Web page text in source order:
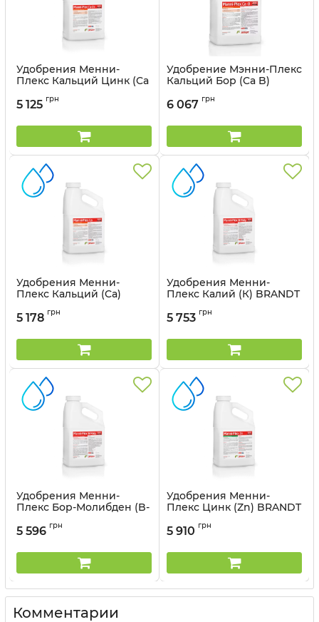
Удобрения Менни-
Плекс Кальций Цинк (Ca
Артикул:
5 125 грн
Удобрение Мэнни-Плекс
Кальций Бор (Ca B)
Артикул: 3203077
6 067 грн
Удобрения Менни-
Плекс Кальций (Ca)
Артикул:
5 178 грн
Удобрения Менни-
Плекс Калий (К) BRANDT
Артикул:
5 753 грн
Удобрения Менни-
Плекс Бор-Молибден (B-
Артикул:
5 596 грн
Удобрения Менни-
Плекс Цинк (Zn) BRANDT
Артикул:
5 910 грн
Комментарии